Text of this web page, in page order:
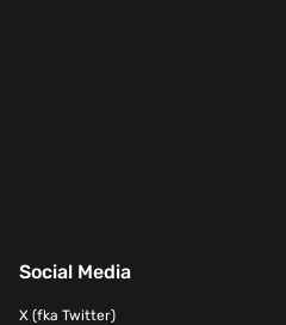
Social Media
X (fka Twitter)